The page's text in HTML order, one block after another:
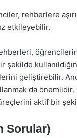
rehberlere
etkileyebilir.
öğrencilerin
şekilde
geliştirebilir.
da
aktif bir
Sorular)